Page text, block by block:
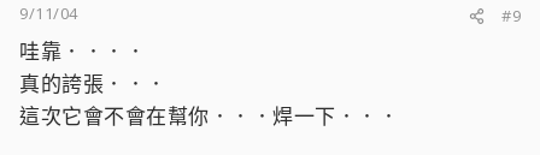
9/11/04
#9
哇靠．．．．
真的誇張．．．
這次它會不會在幫你．．．焊一下．．．